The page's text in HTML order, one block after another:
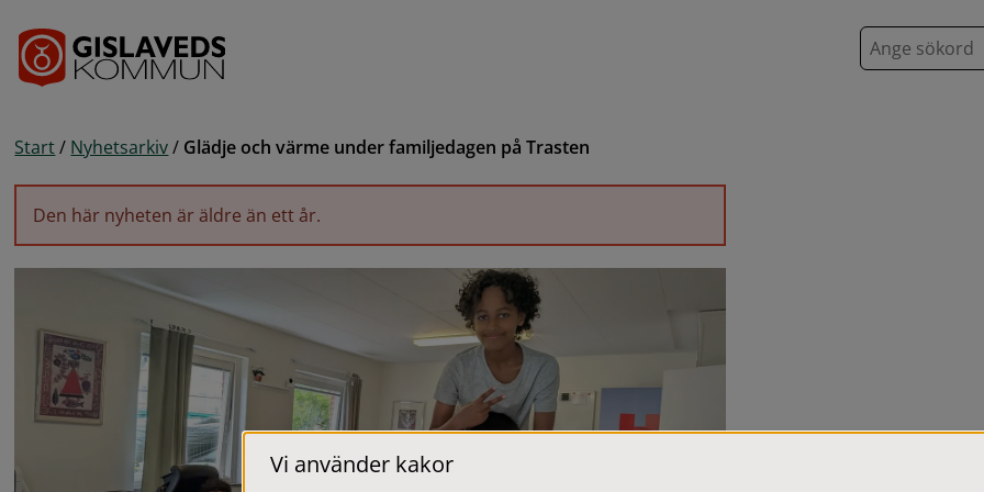
S
ö
Start / Nyhetsarkiv / Glädje och värme under familjedagen på Trasten
Den här nyheten är äldre än ett år.
Vi använder kakor